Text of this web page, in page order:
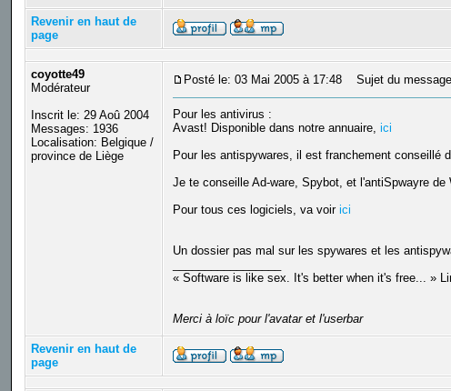
Revenir en haut de
page
coyotte49
Modérateur
Inscrit le: 29 Aoû 2004
Messages: 1936
Localisation: Belgique /
province de Liège
Posté le: 03 Mai 2005 à 17:48 Sujet du
Pour les antivirus :
Avast! Disponible dans notre annuaire, ici
Pour les antispywares, il est franchement conseillé
Je te conseille Ad-ware, Spybot, et l'antiSpwayre
Pour tous ces logiciels, va voir ici
Un dossier pas mal sur les spywares et les
« Software is like sex. It's better when it's free... »
Merci à loïc pour l'avatar et l'userbar
Revenir en haut de
page